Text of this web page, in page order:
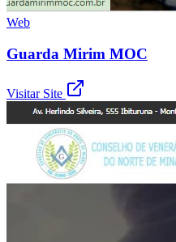
Web
Guarda Mirim MOC
Visitar Site